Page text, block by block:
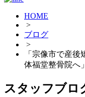
HOME
>
ブログ
>
「宗像市で産
体福堂整骨院へ」
スタッフブロ